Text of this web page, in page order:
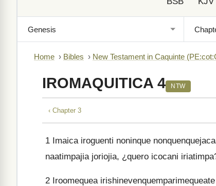
Home › Bibles › New Testament in Caquinte
IROMAQUITICA 4 NTW
‹ Chapter 3
1 Imaica iroguenti noninque
naatimpajia joriojia, ¿quero icocani
2 Iroomequea